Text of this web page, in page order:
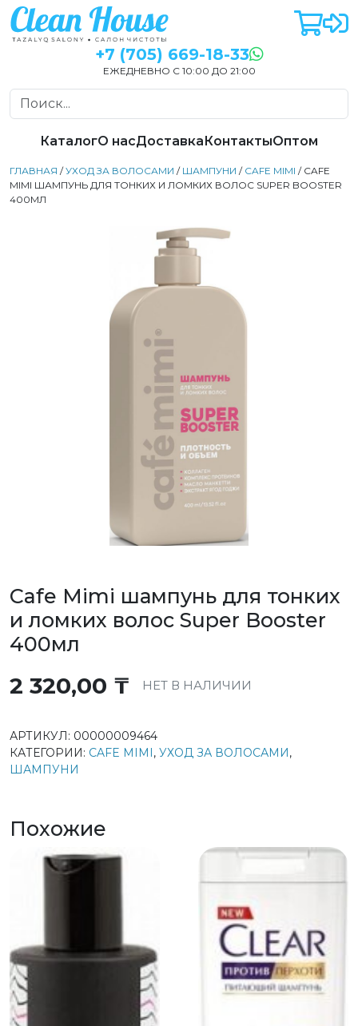
+7 (705) 669-18-33
ЕЖЕДНЕВНО С 10:00 ДО 21:00
КаталогО насДоставкаКонтактыОптом
ГЛАВНАЯ /УХОД ЗА ВОЛОСАМИ / ШАМПУНИ / CAFE MIMI / CAFE
MIMI ШАМПУНЬ ДЛЯ ТОНКИХ И ЛОМКИХ ВОЛОС SUPER BOOSTER
400МЛ
Cafe Mimi шампунь для тонких
и ломких волос Super Booster
400мл
2 320,00 ₸ НЕТ В НАЛИЧИИ
АРТИКУЛ: 00000009464
КАТЕГОРИИ: CAFE MIMI, УХОД ЗА ВОЛОСАМИ,
ШАМПУНИ
Похожие